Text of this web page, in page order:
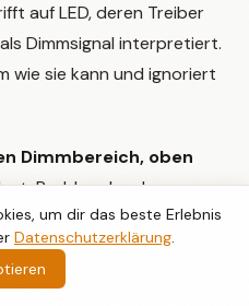
auf LED, deren Treiber
Dimmsignal interpretiert.
wie sie kann und ignoriert
Dimmbereich, oben
Problem. Im oberen
durch, unten reicht es
um dir das beste Erlebnis
Datenschutzerklärung.